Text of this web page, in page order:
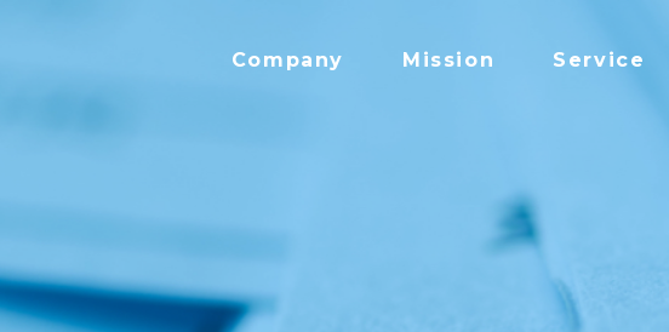
Company Mission Service